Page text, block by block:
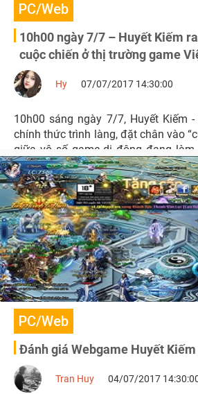
PC/Web
10h00 ngày 7/7 – Huyết Kiếm
cuộc chiến ở thị trường game
Hy 07/07/2017 14:30:00
10h00 sáng ngày 7/7, Huyết Kiếm
chính thức trình làng, đặt chân vào
giữa vô số game di động đang
trường Việt.
PC/Web
Đánh giá Webgame Huyết
Tran Huy 04/07/2017